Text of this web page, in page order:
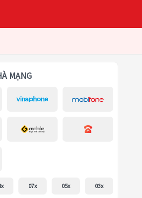
MẠNG
07x 05x 03x